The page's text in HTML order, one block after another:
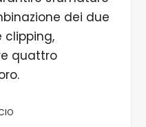
dei due
clipping,
quattro